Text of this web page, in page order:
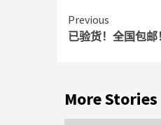
Continue
Reading
Previous
已验货！全国包
More Stories